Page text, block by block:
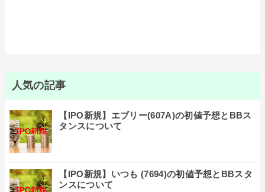
人気の記事
【IPO新規】エブリー(607A)の初値予想とBBス
タンスについて
【IPO新規】いつも (7694)の初値予想とBBスタ
ンスについて